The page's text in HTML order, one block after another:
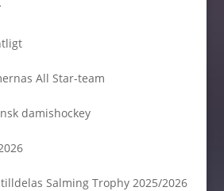
All Star-team
damishockey
Salming Trophy 2025/2026